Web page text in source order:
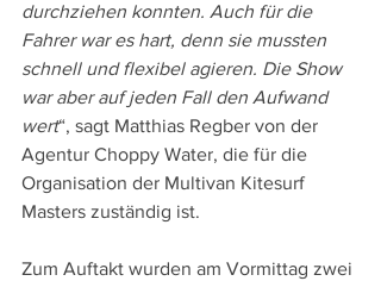
durchziehen konnten. Auch für die
Fahrer war es hart, denn sie mussten
schnell und flexibel agieren. Die Show
war aber auf jeden Fall den Aufwand
wert“, sagt Matthias Regber von der
Agentur Choppy Water, die für die
Organisation der Multivan Kitesurf
Masters zuständig ist.
Zum Auftakt wurden am Vormittag zwei